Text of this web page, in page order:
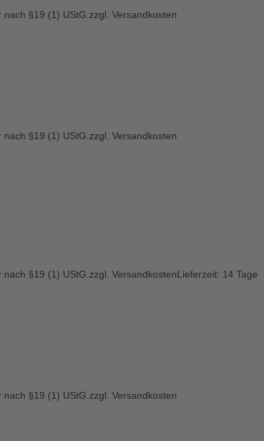
nach §19 (1) UStG.zzgl. Versandkosten
nach §19 (1) UStG.zzgl. Versandkosten
nach §19 (1) UStG.zzgl. VersandkostenLieferzeit: 14 Tage
nach §19 (1) UStG.zzgl. Versandkosten